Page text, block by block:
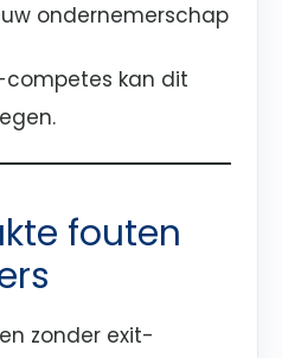
ondernemerschap
competes kan dit
fouten
zonder exit-